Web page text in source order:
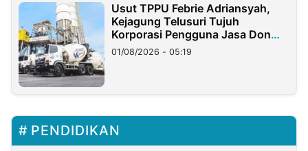
Usut TPPU Febrie Adriansyah,
Kejagung Telusuri Tujuh
Korporasi Pengguna Jasa Don
Ritto
01/08/2026 - 05:19
PENDIDIKAN